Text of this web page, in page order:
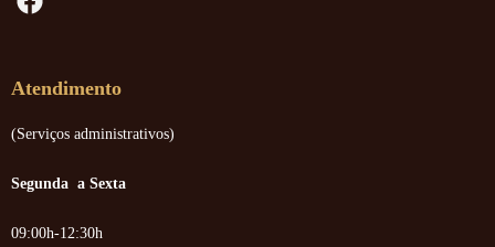
Atendimento
(Serviços administrativos)
Segunda a Sexta
09:00h-12:30h